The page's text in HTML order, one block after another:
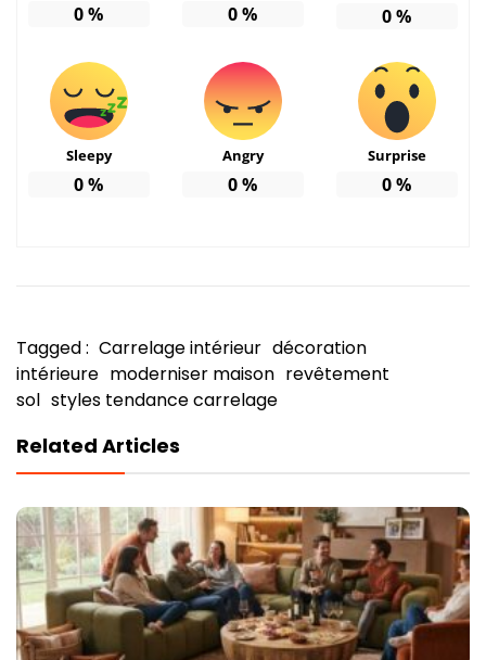
0% 0% 0%
Sleepy
0%
Angry
0%
Surprise
0%
Tagged : Carrelage intérieur décoration
intérieure moderniser maison revêtement
sol styles tendance carrelage
Related Articles